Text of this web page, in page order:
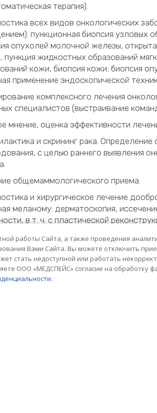
терапия).
всех видов онкологических
пункционная биопсия узловых
опухолей молочной железы,
пункция жидкостных образований
кожи, биопсия кожи; биопсия
применение эндоскопической
комплексного лечения
специалистов (выстраивание
мнение, оценка эффективности
и скрининг рака.
с целью раннего выявления
общемаммологического приема.
и хирургическое лечение
меланому: дерматоскопия,
в т. ч. с пластической
терапия в онкологии.
кистей и стоп для
Лечение/коррекция
терапия любой
работы Cайта, а также проведения
Вами Сайта. Вы можете отключить
стать недоступной или работать
ООО «МЕДСПЕЙС» согласие на обработку